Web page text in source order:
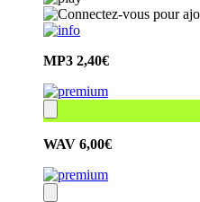
MP3 2,40€
WAV 6,00€